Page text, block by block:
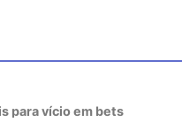
para vício em bets